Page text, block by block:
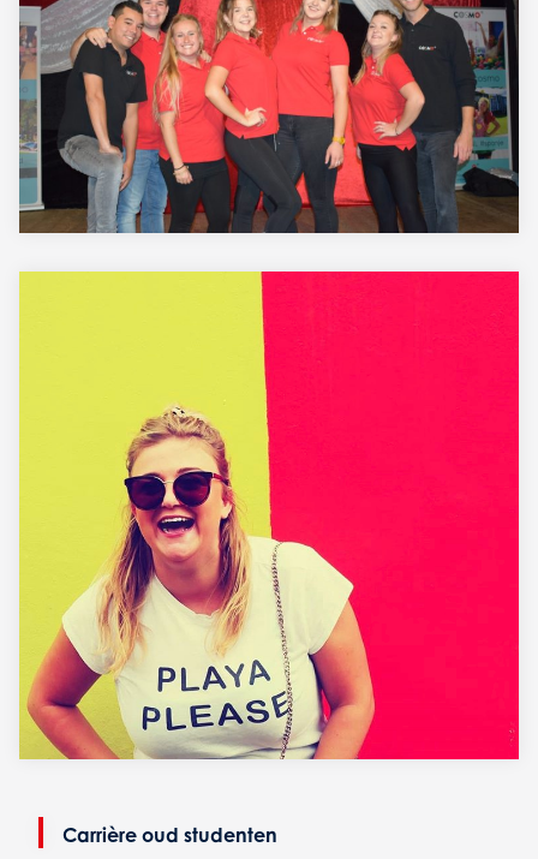
Carrière oud studenten